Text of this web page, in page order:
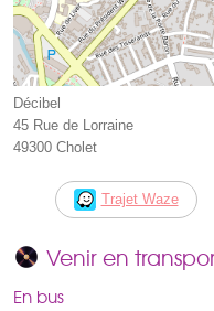
Décibel
45 Rue de Lorraine
49300 Cholet
Trajet Waze
Venir en
En bus